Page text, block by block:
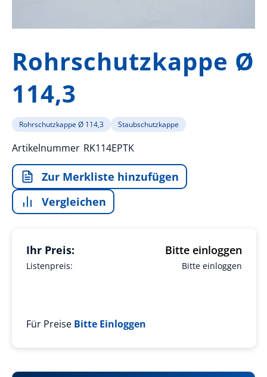
der
Bildergalerie
springen
Rohrschutzkappe Ø
114,3
Rohrschutzkappe Ø 114,3 Staubschutzkappe
Artikelnummer RK114EPTK
Zur Merkliste hinzufügen
Vergleichen
Listenpreis: Bitte einloggen
Ihr Preis: Bitte einloggen
Für Preise Bitte Einloggen